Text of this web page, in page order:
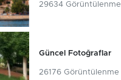
29634 Görüntülenme
Güncel Fotoğraflar
26176 Görüntülenme